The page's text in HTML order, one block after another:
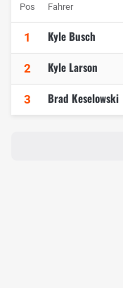
Pos Fahrer
1 Kyle Busch
2 Kyle Larson
3 Brad Keselowski